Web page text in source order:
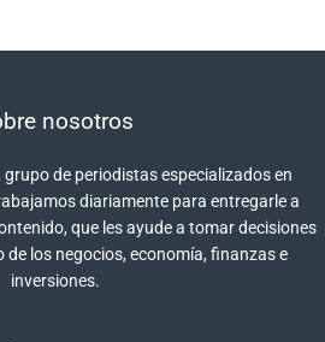
nosotros
de periodistas especializados en
diariamente para entregarle a
que les ayude a tomar decisiones
los negocios, economía, finanzas e
inversiones.